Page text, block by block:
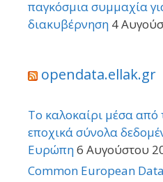
παγκόσμια συμμαχία
διακυβέρνηση 4
opendata.ellak.gr
Το καλοκαίρι μέσα από
εποχικά σύνολα
Ευρώπη6 Αυγούστου
Common European